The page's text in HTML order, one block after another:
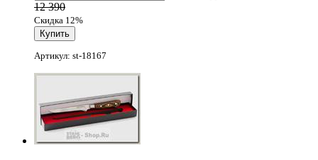
12 390
Скидка 12%
Артикул: st-18167